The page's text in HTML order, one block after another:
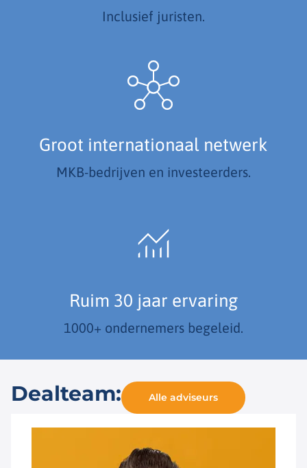
Inclusief juristen.
Groot internationaal netwerk
MKB-bedrijven en investeerders.
Ruim 30 jaar ervaring
1000+ ondernemers begeleid.
Dealteam: Alle adviseurs